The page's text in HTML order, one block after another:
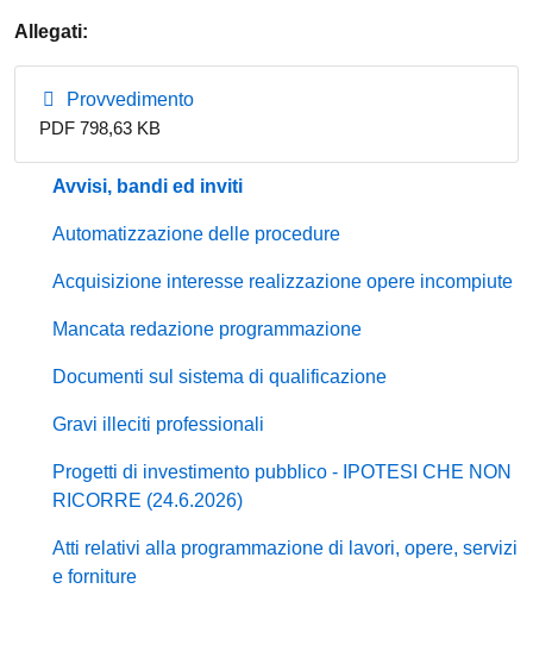
Allegati:
Provvedimento
PDF 798,63 KB
Avvisi, bandi ed inviti
Automatizzazione delle procedure
Acquisizione interesse realizzazione opere incompiute
Mancata redazione programmazione
Documenti sul sistema di qualificazione
Gravi illeciti professionali
Progetti di investimento pubblico - IPOTESI CHE NON
RICORRE (24.6.2026)
Atti relativi alla programmazione di lavori, opere, servizi
e forniture